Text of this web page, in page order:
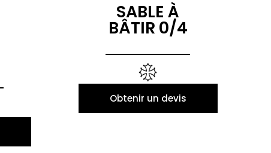
SABLE À
BÂTIR 0/4
Obtenir un devis